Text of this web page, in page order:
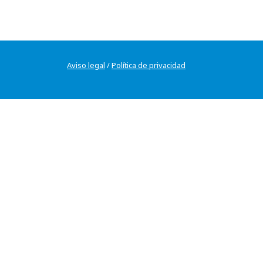
Aviso legal /Política de privacidad